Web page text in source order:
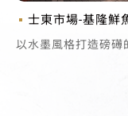
士東市場-基隆鮮
以水墨風格打造磅礡